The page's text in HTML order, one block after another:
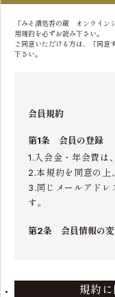
「みそ漬処香の蔵 オンライン
用規約を必ずお読み下さい。
ご同意いただける方は、「同意
下さい。
会員規約
第1条 会員の登録
1.入会金・年会費は
2.本規約を同意の上
3.同じメールアドレ
す。
第2条 会員情報の変
第3条 会員の退会
規約